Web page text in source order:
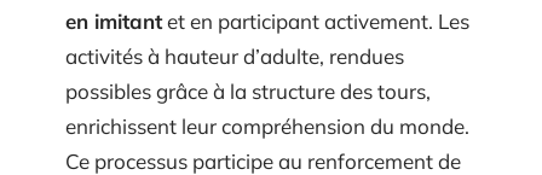
en imitantet en participant activement. Les
activités à hauteur d’adulte, rendues
possibles grâce à la structure des tours,
enrichissent leur compréhension du monde.
Ce processus participe au renforcement de